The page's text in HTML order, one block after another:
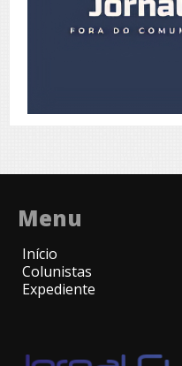
Menu
Início
Colunistas
Expediente